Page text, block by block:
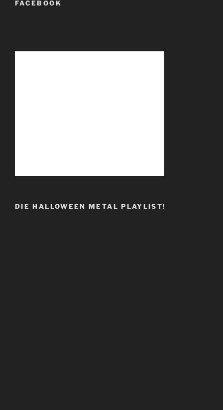
FACEBOOK
DIE HALLOWEEN METAL PLAYLIST!